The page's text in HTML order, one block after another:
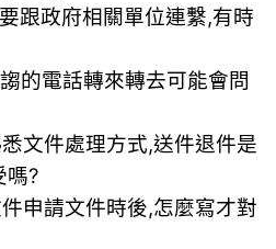
跟政府相關單位連繫,有時
的電話轉來轉去可能會問
文件處理方式,送件退件是
嗎?
申請文件時後,怎麼寫才對